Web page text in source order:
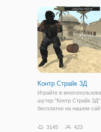
шарики, прежде чем они
выхода. Нажмите/
стрелку,
Контр Страйк 3Д
Играйте в
шутер "Контр Страйк 3Д"
бесплатно на нашем
света игра теперь
3145 423